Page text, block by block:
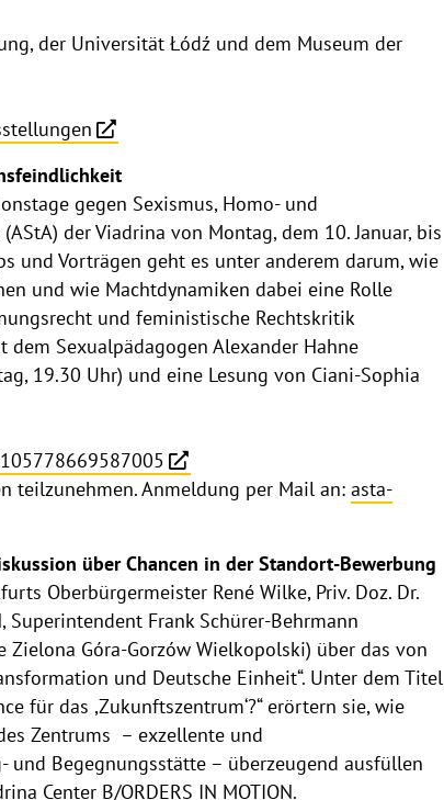
der Universität Łódź und dem Museum der
gegen Sexismus, Homo- und
der Viadrina von Montag, dem 10. Januar, bis
und Vorträgen geht es unter anderem darum, wie
und wie Machtdynamiken dabei eine Rolle
und feministische Rechtskritik
Sexualpädagogen Alexander Hahne
19.30 Uhr) und eine Lesung von Ciani-Sophia
teilzunehmen. Anmeldung per Mail an: asta-
über Chancen in der Standort-Bewerbung
Oberbürgermeister René Wilke, Priv. Doz. Dr.
Superintendent Frank Schürer-Behrmann
Zielona Góra-Gorzów Wielkopolski) über das von
und Deutsche Einheit“. Unter dem Titel
für das ,Zukunftszentrum‘?“ erörtern sie, wie
Zentrums – exzellente und
Begegnungsstätte – überzeugend ausfüllen
Center B/ORDERS IN MOTION.